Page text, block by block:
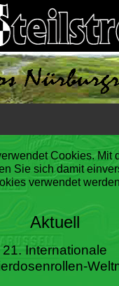
Cookies. Mit
Sie sich damit
verwendet
Aktuell
21. Internationale